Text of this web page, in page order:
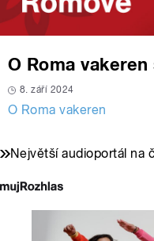
O Roma
8. září 2024
O Roma vakeren
Největší audioportál na